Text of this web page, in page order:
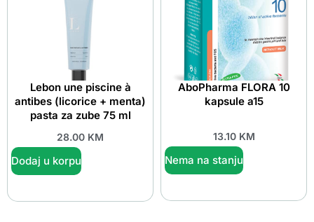
Lebon une piscine à
antibes (licorice + menta)
pasta za zube 75 ml
28.00 KM
Dodaj u korpu
AboPharma FLORA 10
kapsule a15
13.10 KM
Nema na stanju